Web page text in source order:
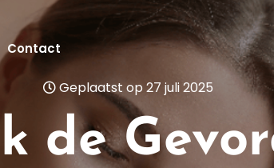
Contact
Geplaatst op 27 juli 2025
de